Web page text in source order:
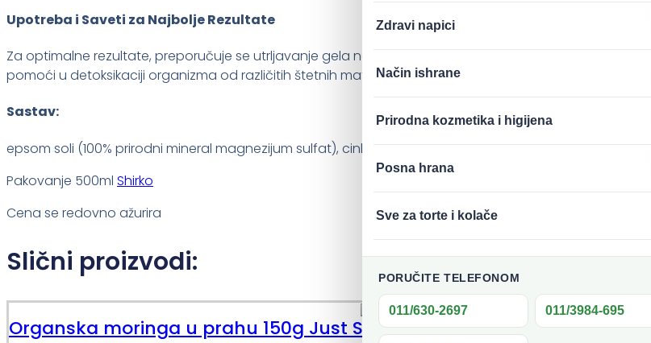
Zdravi napici
Način ishrane
Prirodna kozmetika i higijena
Posna hrana
Sve za torte i kolače
PORUČITE TELEFONOM
011/630-2697 011/3984-695
Upotreba i Saveti za Najbolje Rezultate
Za optimalne rezultate, preporučuje se utrljavanje gela na vlažno, zagrejano telo i masaža od 5 do
pomoći u detoksikaciji organizma od različitih štetnih materija. Uključujući teške metale, ugljenikova
Sastav:
epsom soli (100% prirodni mineral magnezijum sulfat), cink sulfat, natrijum benzoat, prirodni hidrofilni
Pakovanje 500ml Shirko
Cena se redovno ažurira
Slični proizvodi:
Organska moringa u prahu 150g Just Superior